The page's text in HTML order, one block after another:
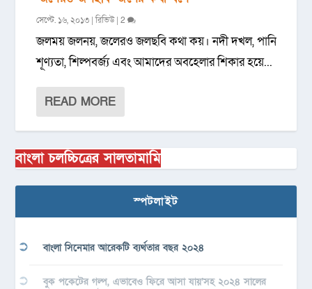
সেপ্টে. ১৬, ২০১৩ |রিভিউ|2
জলময় জলনয়, জলেরও জলছবি কথা কয়। নদী দখল, পানি
শূণ্যতা, শিল্পবর্জ্য এবং আমাদের অবহেলার শিকার হয়ে...
READ MORE
বাংলা চলচ্চিত্রের সালতামামি
স্পটলাইট
বাংলা সিনেমার আরেকটি ব্যর্থতার বছর ২০২৪
বুক পকেটের গল্প, এভাবেও ফিরে আসা যায়’সহ ২০২৪ সালের